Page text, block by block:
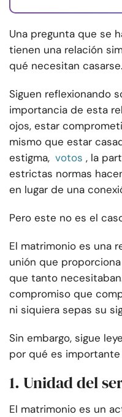
Una pregunta que se
tienen una relación
qué necesitan casarse.
Siguen reflexionando
importancia de esta
ojos, estar
mismo que estar
estigma, votos , la
estrictas normas
en lugar de una
Pero este no es el
El matrimonio es una
unión que
que tanto
compromiso que
ni siquiera sepas su
Sin embargo, sigue
por qué es
1. Unidad del
El matrimonio es un